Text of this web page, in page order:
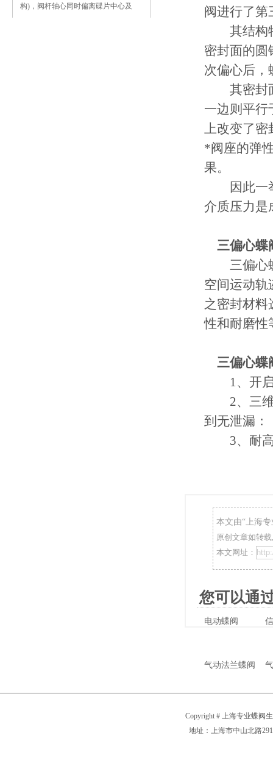
阀进行了第
其结构特
密封面的圆
次偏心后，
其密封面
一边则平行
上改变了密
*阀座的弹
果。
因此一举
介质压力是
三偏心蝶
三偏心蝶
空间运动轨
之密封材
性和耐磨性
三偏心蝶
1、开启
2、三维
到无泄漏：
3、耐高
本文由“上海
原创文章如转
本文网址：
您可以通
电动蝶阀
气动法兰蝶阀
构)，阀杆轴心同时偏离碟片中心及
Copyright # 上海专业蝶阀
地址：上海市中山北路